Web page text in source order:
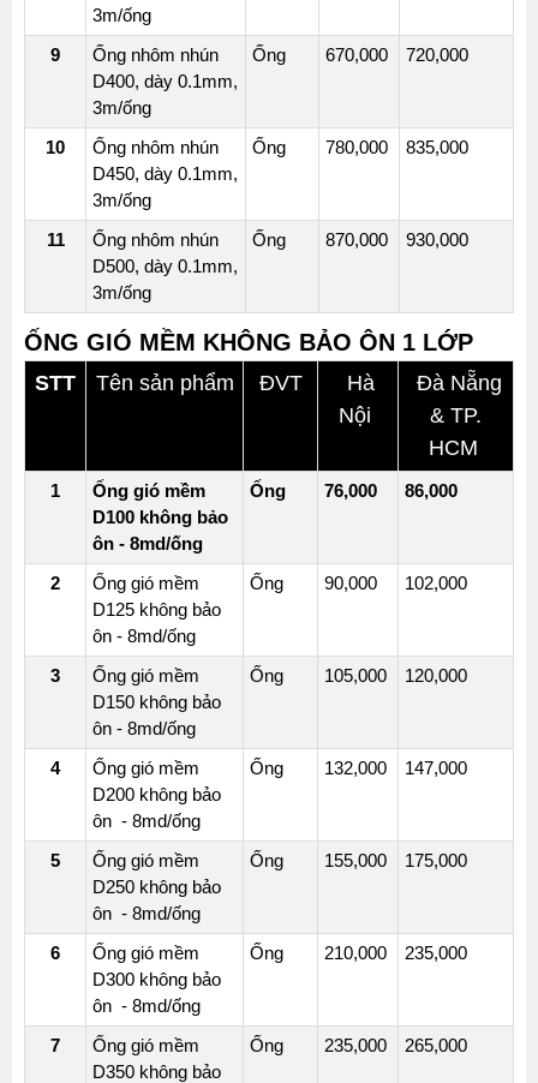
ỐNG
GIÓ
MỀM
BẢO
ÔN
BÔNG
POLYESTER
T16D25
ỐNG
GIÓ
MỀM
BÔNG
POLYESTER
T24D25
GIÓ
MỀM
BẠT
TARPAULIN
LỚP
-
ỐNG
10MD
KHÔNG
BẢO
ÔN
ỐNG
3m/ống
9
Ống nhôm nhún
D400, dày 0.1mm,
3m/ống
Ống 670,000 720,000
10
Ống nhôm nhún
D450, dày 0.1mm,
3m/ống
Ống 780,000 835,000
11
Ống nhôm nhún
D500, dày 0.1mm,
3m/ống
Ống 870,000 930,000
ỐNG GIÓ MỀM KHÔNG BẢO ÔN 1 LỚP
STT Tên sản phẩm ĐVT
Hà
Nội
Đà Nẵng
& TP.
HCM
1
Ống gió mềm
D100 không bảo
ôn - 8md/ống
Ống 76,000 86,000
2
Ống gió mềm
D125 không bảo
ôn - 8md/ống
Ống 90,000 102,000
3
Ống gió mềm
D150 không bảo
ôn - 8md/ống
Ống 105,000 120,000
4
Ống gió mềm
D200 không bảo
ôn - 8md/ống
Ống 132,000 147,000
5
Ống gió mềm
D250 không bảo
ôn - 8md/ống
Ống 155,000 175,000
6
Ống gió mềm
D300 không bảo
ôn - 8md/ống
Ống 210,000 235,000
7
Ống gió mềm
D350 không bảo
Ống 235,000 265,000